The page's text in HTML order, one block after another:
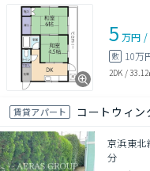
5 万円 /
敷 10万
2DK /
賃貸アパート コートウィン
京浜東北
分